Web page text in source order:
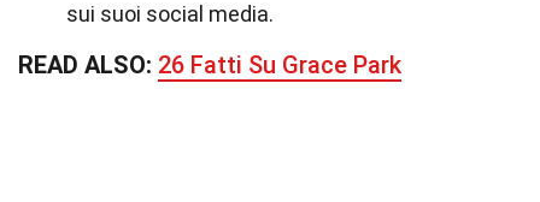
sui suoi social media.
READ ALSO: 26 Fatti Su Grace Park